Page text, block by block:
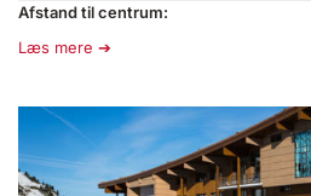
Afstand til centrum:
Læs mere